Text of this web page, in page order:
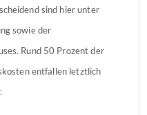
sind hier unter
sowie der
Rund 50 Prozent der
entfallen letztlich